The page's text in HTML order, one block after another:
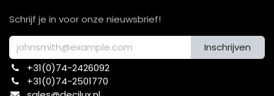
Schrijf je in voor onze nieuwsbrief!
Inschrijven
+31(0)74-2426092​
+31(0)74-2501770